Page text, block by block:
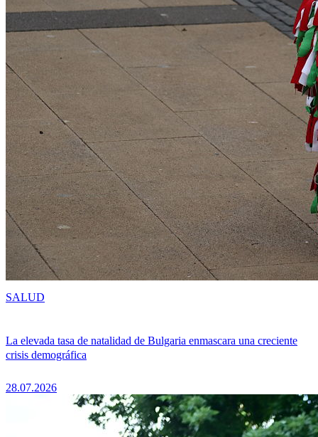
La elevada tasa de natalidad de Bulgaria enmascara una creciente
crisis demográfica
28.07.2026
SALUD